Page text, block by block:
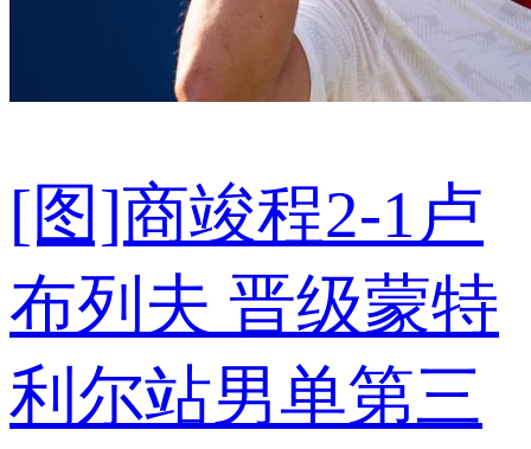
[图]商竣程2-1卢
布列夫 晋级蒙特
利尔站男单第三